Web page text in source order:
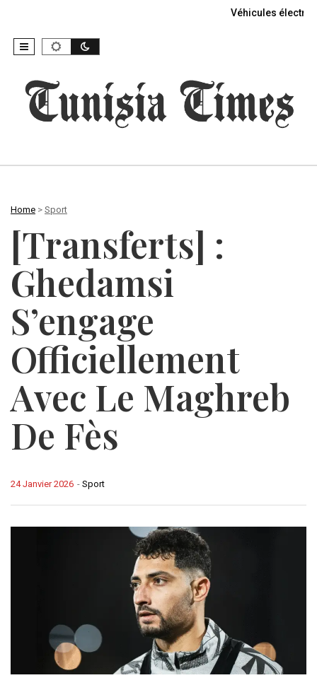
Véhicules
Home > Sport
[Transferts] :
Ghedamsi
S’engage
Officiellement
Avec Le Maghreb
De Fès
- Sport
24 Janvier 2026